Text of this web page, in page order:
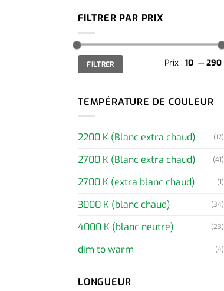
FILTRER PAR PRIX
Prix
min
Prix
maxFILTRER Prix : 10 — 290
TEMPÉRATURE DE COULEUR
2200 K (Blanc extra chaud) (17)
2700 K (Blanc extra chaud) (41)
2700 K (extra blanc chaud) (1)
3000 K (blanc chaud) (34)
4000 K (blanc neutre) (23)
dim to warm (4)
LONGUEUR